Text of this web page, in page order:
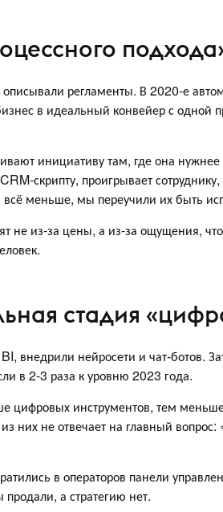
регламенты. В 2020-е
в идеальный конвейер с одной
инициативу там, где она нужнее
скрипту, проигрывает
всё меньше, мы переучили их быть
не из-за цены, а из-за ощущения,
стадия
внедрили нейросети и чат-ботов.
в 2-3 раза к уровню 2023 года.
цифровых инструментов, тем
них не отвечает на главный вопрос:
в операторов панели
а стратегию нет.